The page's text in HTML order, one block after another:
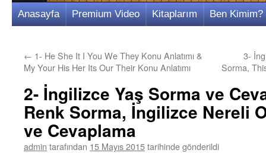
İçeriğe
Anasayfa Premium Video Kitaplarım Ben Kimim?
← 1- He She It I You We They Konu Anlatımı &
My Your His Her Its Our Their Konu Anlatımı
3-
Sorma,
2- İngilizce Yaş Sorma ve
Renk Sorma, İngilizce Nereli
ve Cevaplama
admin tarafından 15 Mayıs 2015tarihinde gönderildi